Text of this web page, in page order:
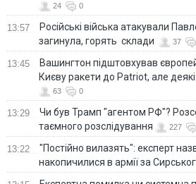
24 0
13:57
Російські війська атакували
загинула, горять склади
37
13:45
Вашингтон підштовхував
Києву ракети до Patriot, але
63 0
13:29
Чи був Трамп "агентом РФ"?
таємного розслідування
227
13:22
"Постійно вилазять": експерт
накопичилися в армії за